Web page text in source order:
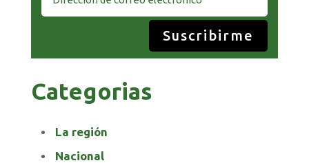
Suscribirme
Categorias
La región
Nacional